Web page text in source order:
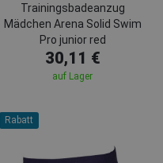
Trainingsbadeanzug
Mädchen Arena Solid Swim
Pro junior red
30,11 €
auf Lager
Rabatt